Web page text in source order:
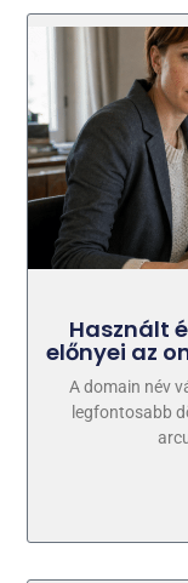
Használt
előnyei az
A domain név
legfontosabb